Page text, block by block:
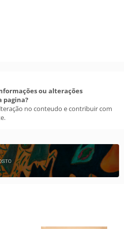
ou alterações
pagina?
no conteudo e contribuir com